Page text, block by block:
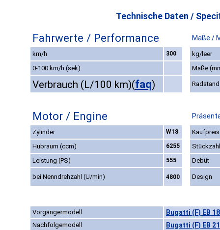
Technische Daten /
Fahrwerte / Performance Maße /
km/h 300
kg/leer
0-100 km/h (sek)
Maße
Verbrauch (L/100 km)(faq)
Motor / Engine
Zylinder W18
Hubraum (ccm)
6255
Stückzahl
Leistung (PS)
555 Debüt
bei Nenndrehzahl (U/min) 4800 Design
Vorgängermodell Bugatti (F) EB
Nachfolgemodell Bugatti (F) EB